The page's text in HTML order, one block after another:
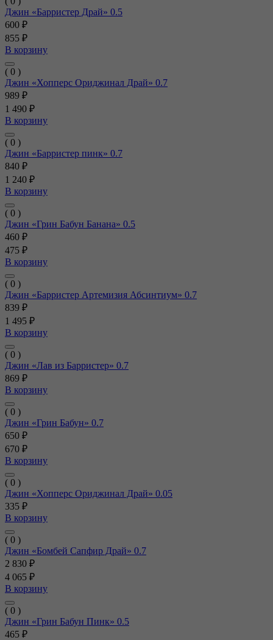
Джин «Барристер Драй» 0.5
600 ₽
855 ₽
В корзину
( 0 )
Джин «Хопперс Ориджинал Драй» 0.7
989 ₽
1 490 ₽
В корзину
( 0 )
Джин «Барристер пинк» 0.7
840 ₽
1 240 ₽
В корзину
( 0 )
Джин «Грин Бабун Банана» 0.5
460 ₽
475 ₽
В корзину
( 0 )
Джин «Барристер Артемизия Абсинтиум» 0.7
839 ₽
1 495 ₽
В корзину
( 0 )
Джин «Лав из Барристер» 0.7
869 ₽
В корзину
( 0 )
Джин «Грин Бабун» 0.7
650 ₽
670 ₽
В корзину
( 0 )
Джин «Хопперс Ориджинал Драй» 0.05
335 ₽
В корзину
( 0 )
Джин «Бомбей Сапфир Драй» 0.7
2 830 ₽
4 065 ₽
В корзину
( 0 )
Джин «Грин Бабун Пинк» 0.5
465 ₽